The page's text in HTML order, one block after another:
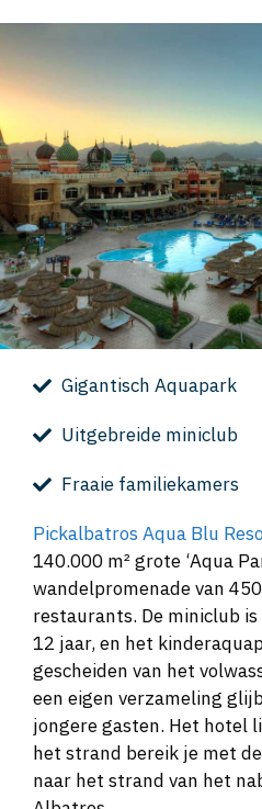
Gigantisch Aquapark
Uitgebreide miniclub
Fraaie familiekamers
Pickalbatros Aqua Blu
140.000 m² grote ‘Aqua
wandelpromenade van
restaurants. De miniclub
12 jaar, en het
gescheiden van het
een eigen verzameling
jongere gasten. Het hotel
het strand bereik je met
naar het strand van het